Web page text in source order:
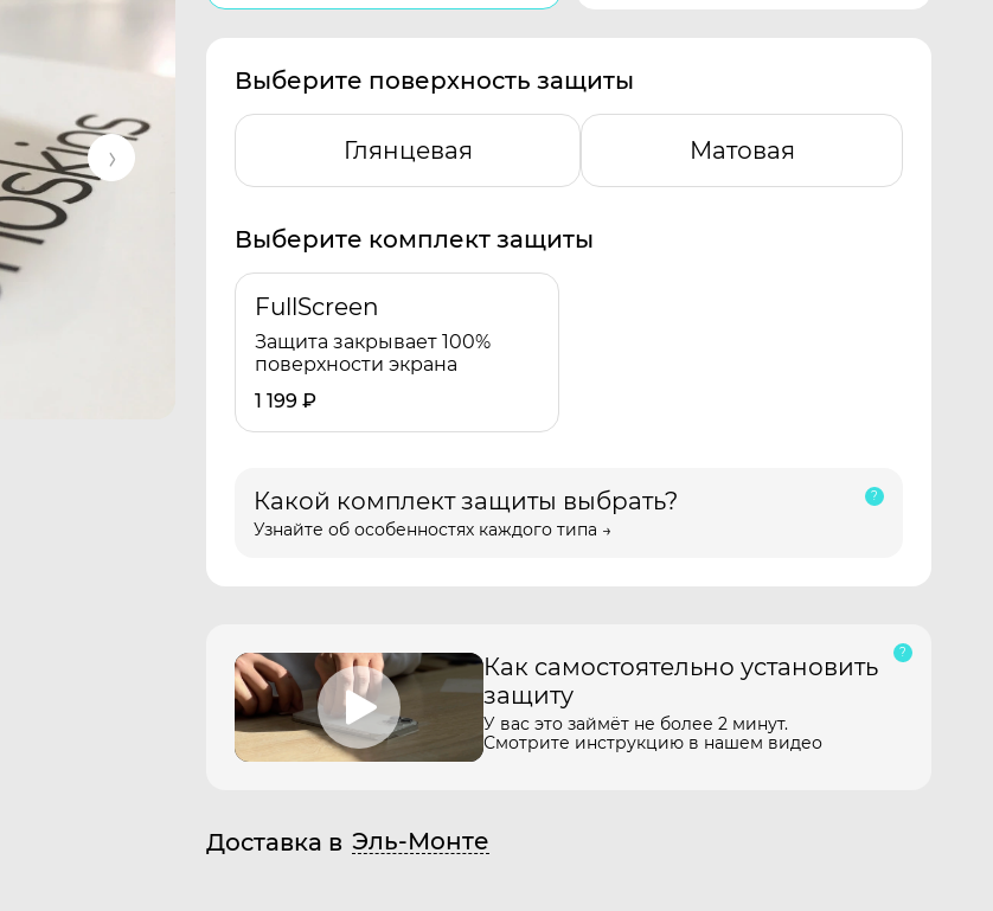
Выберите поверхность защиты
Глянцевая Матовая
Выберите комплект защиты
FullScreen
Защита закрывает 100%
поверхности экрана
1 199 ₽
Какой комплект защиты выбрать?
Узнайте об особенностях каждого типа →
Как самостоятельно установить
защиту
У вас это займёт не более 2 минут.
Смотрите инструкцию в нашем видео
Доставка в Эль-Монте